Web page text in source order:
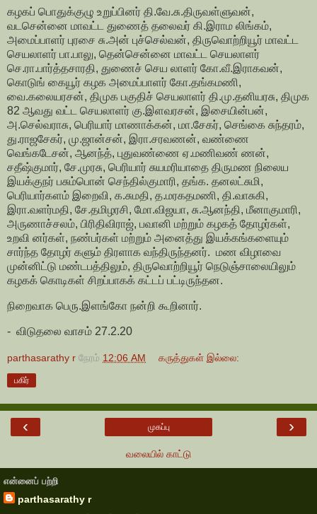
கழகப் பொதுக்குழு உறுப்பினர் தி.வே.சு.திருவள்ளுவன்,
வடசென்னை மாவட்ட துணைத் தலைவர் கி.இராம லிங்கம்,
அமைப்பாளர் புரசை சு.அன் புச்செல்வன், திருவொற்றியூர் மாவட்ட
செயலாளர் பா.பாலு, தென்சென்னை மாவட்ட செயலாளர்
செ.ரா.பார்த்தசாரதி, துணைச் செய லாளர் கோ.வீ.இராகவன்,
கொடுங் கையூர் கழக அமைப்பாளர் கோ.தங்கமணி,
வை.கலையரசன், திமுக பகுதிச் செயலாளர் தி.மு.தனியரசு, திமுக
82 ஆவது வட்ட செயலாளர் கு.இளவரசன், இசையின்பன்,
அ.செல்வராசு, பெரியார் மாணாக்கன், மா.சேகர், செங்கை சுந்தரம்,
து.ராஜசேகர், மு.ஜான்சன், இரா.சரவணன், வண்ணை
வெங்கடேசன், ஆனந்த், புதுவண்ணை ஏ.மணிவண் ணன்,
சதீஷ்குமார், சே.முரசு, பெரியார் சுயமரியாதை திருமண நிலைய
இயக்குநர் பசும்பொன் செந்தில்குமாரி, தங்க. தனலட்சுமி,
பெரியார்களம் இறைவி, க.சுமதி, த.மரகதமணி, தி.வாசுகி,
இரா.வளர்மதி, சே.தமிழரசி, மோ.விஜயா, சு.ஆனந்தி, மீனாகுமாரி,
அருணாச்சலம், பிரிதிவிராஜ், பவானி மற்றும் கழகத் தோழர்கள்,
உறவி னர்கள், நண்பர்கள் மற்றும் அனைத்து இயக்கங்களையும்
சார்ந்த தோழர் களும் திரளாக வந்திருந்தனர். மண விழாவை
முன்னிட்டு மண்டபத்திலும், திருவொற்றியூர் நெடுஞ்சாலையிலும்
கழகக் கொடிகள் சிறப்பாகக் கட்டப் பட்டிருந்தன.
நிறைவாக பெரு.இளங்கோ நன்றி கூறினார்.
- விடுதலை வாசம் 27.2.20
parthasarathy r நேரம் 12:06 AM கருத்துகள் இல்லை:
பகிர்
‹ ›
முகப்பு
வலையில் காட்டு
என்னைப் பற்றி
parthasarathy r